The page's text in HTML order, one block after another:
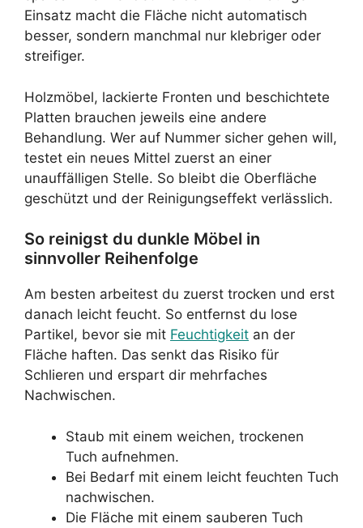
Einsatz macht die Fläche nicht automatisch
besser, sondern manchmal nur klebriger oder
streifiger.
Holzmöbel, lackierte Fronten und beschichtete
Platten brauchen jeweils eine andere
Behandlung. Wer auf Nummer sicher gehen will,
testet ein neues Mittel zuerst an einer
unauffälligen Stelle. So bleibt die Oberfläche
geschützt und der Reinigungseffekt verlässlich.
So reinigst du dunkle Möbel in
sinnvoller Reihenfolge
Am besten arbeitest du zuerst trocken und erst
danach leicht feucht. So entfernst du lose
Partikel, bevor sie mit Feuchtigkeit an der
Fläche haften. Das senkt das Risiko für
Schlieren und erspart dir mehrfaches
Nachwischen.
Staub mit einem weichen, trockenen
Tuch aufnehmen.
Bei Bedarf mit einem leicht feuchten Tuch
nachwischen.
Die Fläche mit einem sauberen Tuch